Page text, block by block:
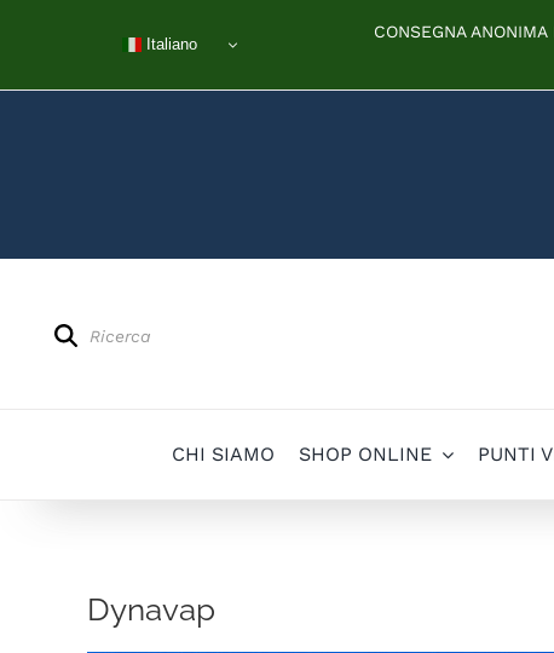
Italiano
CONSEGNA
search
CHI SIAMO SHOP ONLINE PUNTI
Dynavap